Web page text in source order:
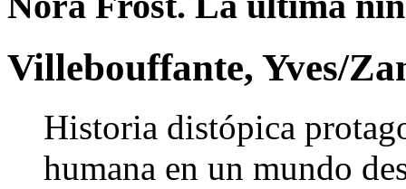
Villebouffante, Yves/
Historia distópica
humana en un mundo